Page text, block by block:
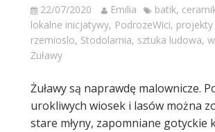
22/07/2020 Emilia batik,
lokalne inicjatywy, PodrozeWici, projekty
rzemioslo, Stodolarnia, sztuka ludowa,
Żuławy
Żuławy są naprawdę malownicze.
urokliwych wiosek i lasów można
stare młyny, zapomniane gotyckie